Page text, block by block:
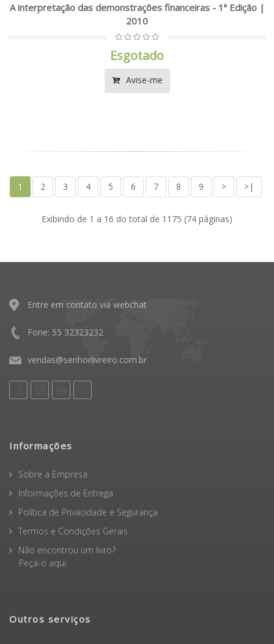
A interpretação das demonstrações financeiras - 1ª Edição |
2010
Esgotado
Avise-me
1 2 3 4 5 6 7 8 9 > >|
Exibindo de 1 a 16 do total de 1175 (74 páginas)
Entre em contato via webchat
Fone: 55 32323232
vendas@senhorlivreiro.com.br
Informações
Sobre a Empresa
Informações de Entrega
Política de Privacidade e Segurança
Termos e Condições Gerais
Não encontrou um livro?
Peça-o aqui
Outros serviços